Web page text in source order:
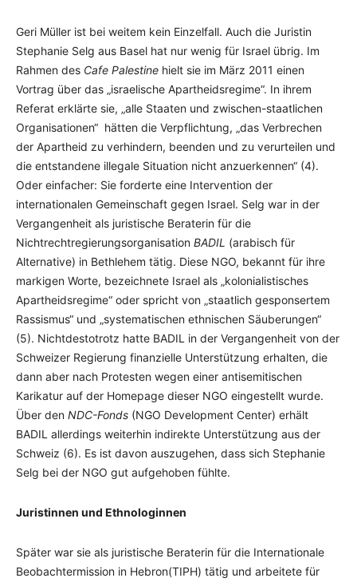
Geri Müller ist bei weitem kein Einzelfall. Auch die Juristin
Stephanie Selg aus Basel hat nur wenig für Israel übrig. Im
Rahmen des Cafe Palestine hielt sie im März 2011 einen
Vortrag über das „israelische Apartheidsregime“. In ihrem
Referat erklärte sie, „alle Staaten und zwischen-staatlichen
Organisationen“ hätten die Verpflichtung, „das Verbrechen
der Apartheid zu verhindern, beenden und zu verurteilen und
die entstandene illegale Situation nicht anzuerkennen“ (4).
Oder einfacher: Sie forderte eine Intervention der
internationalen Gemeinschaft gegen Israel. Selg war in der
Vergangenheit als juristische Beraterin für die
Nichtrechtregierungsorganisation BADIL (arabisch für
Alternative) in Bethlehem tätig. Diese NGO, bekannt für ihre
markigen Worte, bezeichnete Israel als „kolonialistisches
Apartheidsregime“ oder spricht von „staatlich gesponsertem
Rassismus“ und „systematischen ethnischen Säuberungen“
(5). Nichtdestotrotz hatte BADIL in der Vergangenheit von der
Schweizer Regierung finanzielle Unterstützung erhalten, die
dann aber nach Protesten wegen einer antisemitischen
Karikatur auf der Homepage dieser NGO eingestellt wurde.
Über den NDC-Fonds (NGO Development Center) erhält
BADIL allerdings weiterhin indirekte Unterstützung aus der
Schweiz (6). Es ist davon auszugehen, dass sich Stephanie
Selg bei der NGO gut aufgehoben fühlte.
Juristinnen und Ethnologinnen
Später war sie als juristische Beraterin für die Internationale
Beobachtermission in Hebron(TIPH) tätig und arbeitete für